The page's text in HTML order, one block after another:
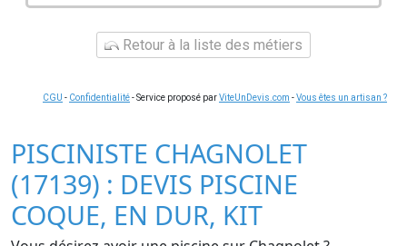
Retour à la liste des métiers
CGU - Confidentialité- Service proposé parViteUnDevis.com -Vous êtes un artisan ?
PISCINISTE CHAGNOLET
(17139) : DEVIS PISCINE
COQUE, EN DUR, KIT